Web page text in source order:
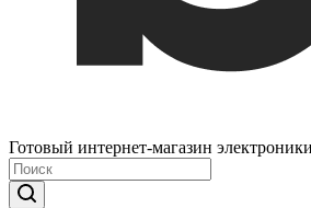
Готовый интернет-магазин электроники